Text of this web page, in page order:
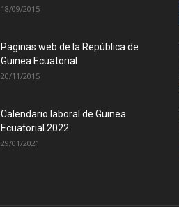
18/09/2015
Paginas web de la República de
Guinea Ecuatorial
20/11/2015
Calendario laboral de Guinea
Ecuatorial 2022
29/01/2021